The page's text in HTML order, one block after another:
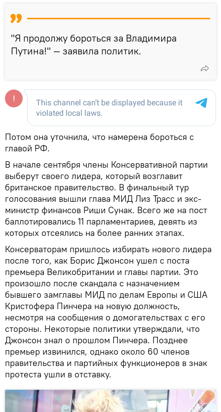
"Я продолжу бороться за Владимира
Путина!" — заявила политик.
Потом она уточнила, что намерена бороться с
главой РФ.
В начале сентября члены Консервативной партии
выберут своего лидера, который возглавит
британское правительство. В финальный тур
голосования вышли глава МИД Лиз Трасс и экс-
министр финансов Риши Сунак. Всего же на пост
баллотировались 11 парламентариев, девять из
которых отсеялись на более ранних этапах.
Консерваторам пришлось избирать нового лидера
после того, как Борис Джонсон ушел с поста
премьера Великобритании и главы партии. Это
произошло после скандала с назначением
бывшего замглавы МИД по делам Европы и США
Кристофера Пинчера на новую должность,
несмотря на сообщения о домогательствах с его
стороны. Некоторые политики утверждали, что
Джонсон знал о прошлом Пинчера. Позднее
премьер извинился, однако около 60 членов
правительства и партийных функционеров в знак
протеста ушли в отставку.